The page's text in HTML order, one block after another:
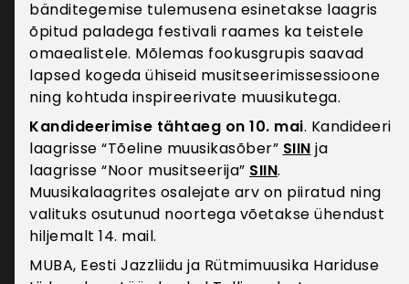
bänditegemise tulemusena esinetakse laagris
õpitud paladega festivali raames ka teistele
omaealistele. Mõlemas fookusgrupis saavad
lapsed kogeda ühiseid musitseerimissessioone
ning kohtuda inspireerivate muusikutega.
Kandideerimise tähtaeg on 10. mai. Kandideeri
laagrisse “Tõeline muusikasõber” SIIN ja
laagrisse “Noor musitseerija” SIIN.
Muusikalaagrites osalejate arv on piiratud ning
valituks osutunud noortega võetakse ühendust
hiljemalt 14. mail.
MUBA, Eesti Jazzliidu ja Rütmimuusika Hariduse
organisatsioonilisi ja infotehnilisi turvameetmeid, et
kaitsta isikuandmeid juhusliku või ebaseadusliku
hävitamise, kaotsimineku, muutmise või loata
juurdepääsu ja avalikustamise eest. Isikuandmete
edastamine veebipoe volitatud töötlejatele (nt
transporditeenuse pakkuja ja andmemajutus)
isikuandmete töötlemine toimub veebipoe ja
volitatud töötlejatega sõlmitud lepingute alusel.
Volitatud töötlejaid on kohustatud tagama
isikuandmete töötlemisel asjakohased
kaitsemeetmed.
Nõusoleku tagasivõtmine